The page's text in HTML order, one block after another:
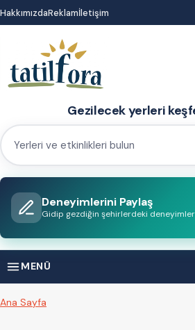
İçeriğe
atla
HakkımızdaReklamİletişim
Gezilecek yerleri
Yerleri
etkinlikleri
bulun Deneyimlerini Paylaş
Gidip gezdiğin şehirlerdeki
MENÜ
Ana Sayfa